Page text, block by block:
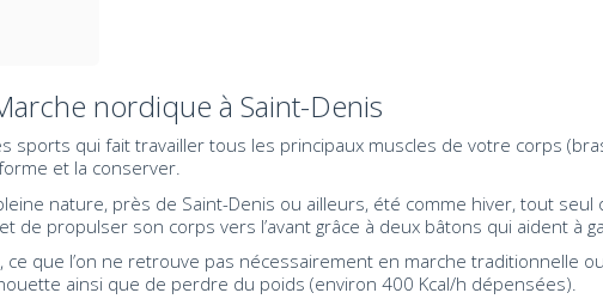
nordique à Saint-Denis
sports qui fait travailler tous les principaux muscles de votre corps
et la conserver.
nature, près de Saint-Denis ou ailleurs, été comme hiver, tout
de propulser son corps vers l’avant grâce à deux bâtons qui aident à
ce que l’on ne retrouve pas nécessairement en marche
ainsi que de perdre du poids (environ 400 Kcal/h dépensées).